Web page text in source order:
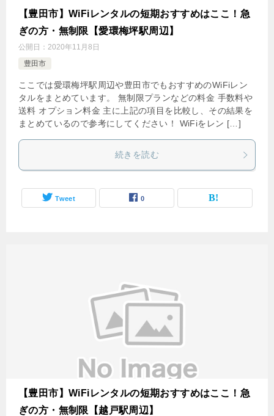
【豊田市】WiFiレンタルの短期おすすめはここ！急
ぎの方・無制限【愛環梅坪駅周辺】
公開日： 2020年11月8日
豊田市
ここでは愛環梅坪駅周辺や豊田市でもおすすめのWiFiレン
タルをまとめています。 無制限プランなどの料金 手数料や
送料 オプション料金 主に上記の項目を比較し、その結果を
まとめているので参考にしてください！ WiFiをレン […]
続きを読む
Tweet 0
【豊田市】WiFiレンタルの短期おすすめはここ！急
ぎの方・無制限【越戸駅周辺】